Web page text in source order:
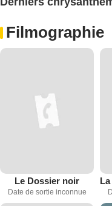
Filmographie
Le Dossier noir
Date de sortie inconnue